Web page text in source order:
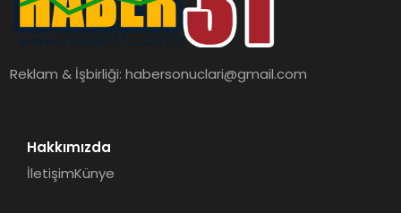
Reklam & İşbirliği:habersonuclari@gmail.com
Hakkımızda
İletişimKünye